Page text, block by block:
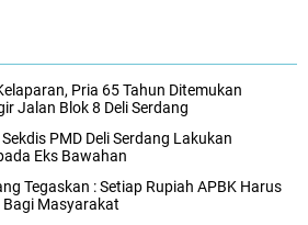
Pria 65 Tahun Ditemukan
Jalan Blok 8 Deli Serdang
PMD Deli Serdang Lakukan
Eks Bawahan
Tegaskan : Setiap Rupiah APBK Harus
Masyarakat